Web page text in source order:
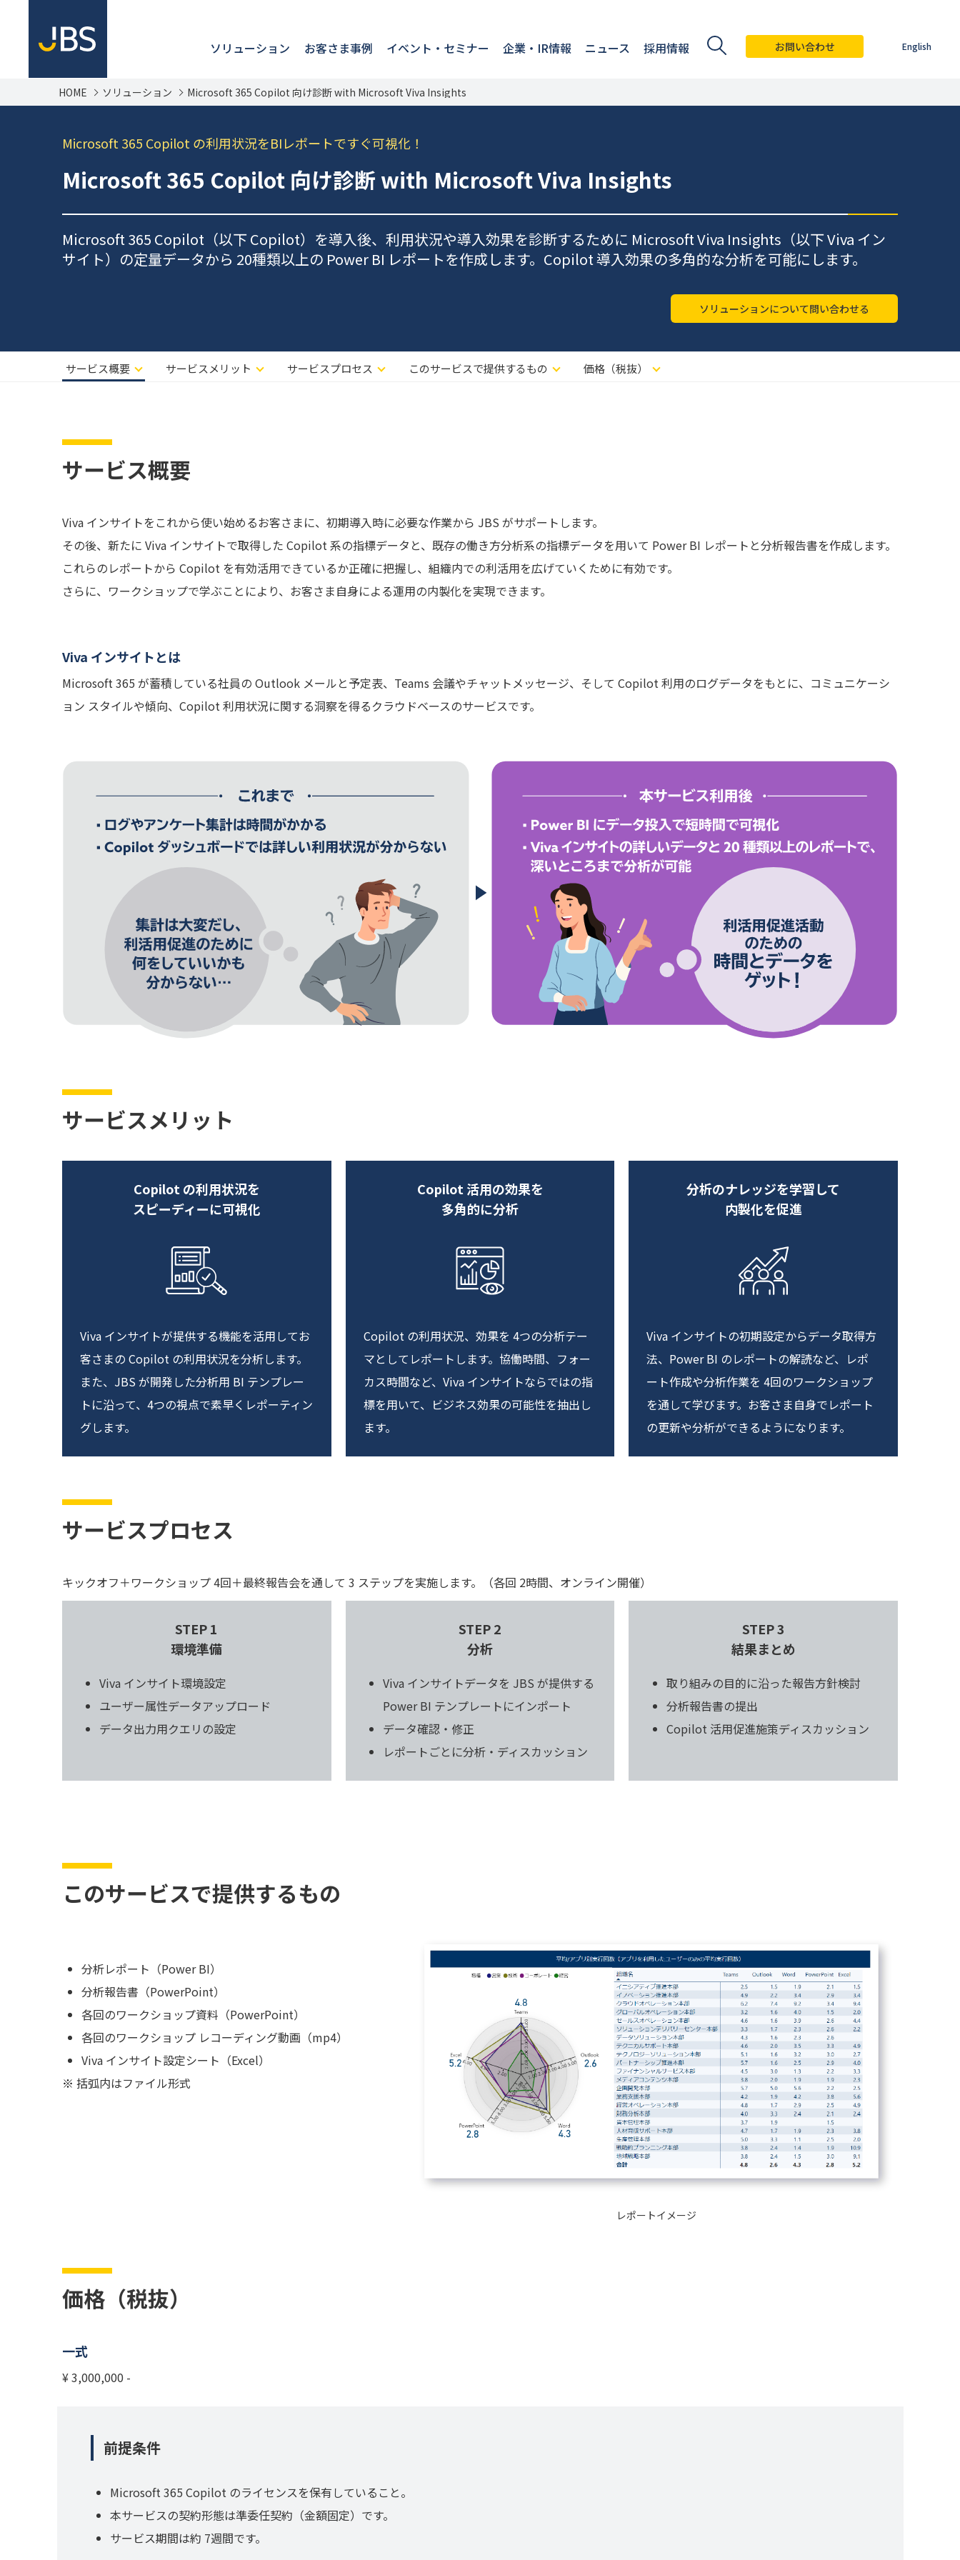
ソリューション お客さま事例 イベント・セミナー 企業・IR情報 ニュース 採用情報 お問い合わせ English
HOME ソリューション Microsoft 365 Copilot 向け診断 with Microsoft Viva Insights
Microsoft 365 Copilot の利用状況をBIレポートですぐ可視化！
Microsoft 365 Copilot 向け診断 with Microsoft Viva Insights
Microsoft 365 Copilot（以下 Copilot）を導入後、利用状況や導入効果を診断するために Microsoft Viva Insights（以下 Viva イン
サイト）の定量データから 20種類以上の Power BI レポートを作成します。Copilot 導入効果の多角的な分析を可能にします。
ソリューションについて問い合わせる
サービス概要 サービスメリット サービスプロセス このサービスで提供するもの 価格（税抜）
サービス概要
Viva インサイトをこれから使い始めるお客さまに、初期導入時に必要な作業から JBS がサポートします。
その後、新たに Viva インサイトで取得した Copilot 系の指標データと、既存の働き方分析系の指標データを用いて Power BI レポートと分析報告書を作成します。
これらのレポートから Copilot を有効活用できているか正確に把握し、組織内での利活用を広げていくために有効です。
さらに、ワークショップで学ぶことにより、お客さま自身による運用の内製化を実現できます。
Viva インサイトとは
Microsoft 365 が蓄積している社員の Outlook メールと予定表、Teams 会議やチャットメッセージ、そして Copilot 利用のログデータをもとに、コミュニケーシ
ョン スタイルや傾向、Copilot 利用状況に関する洞察を得るクラウドベースのサービスです。
サービスメリット
Copilot の利用状況を
スピーディーに可視化
Viva インサイトが提供する機能を活用してお
客さまの Copilot の利用状況を分析します。
また、JBS が開発した分析用 BI テンプレー
トに沿って、4つの視点で素早くレポーティン
グします。
Copilot 活用の効果を
多角的に分析
Copilot の利用状況、効果を 4つの分析テー
マとしてレポートします。協働時間、フォー
カス時間など、Viva インサイトならではの指
標を用いて、ビジネス効果の可能性を抽出し
ます。
分析のナレッジを学習して
内製化を促進
Viva インサイトの初期設定からデータ取得方
法、Power BI のレポートの解読など、レポ
ート作成や分析作業を 4回のワークショップ
を通して学びます。お客さま自身でレポート
の更新や分析ができるようになります。
サービスプロセス
キックオフ＋ワークショップ 4回＋最終報告会を通して 3 ステップを実施します。（各回 2時間、オンライン開催）
STEP 1
環境準備
Viva インサイト環境設定
ユーザー属性データアップロード
データ出力用クエリの設定
STEP 2
分析
Viva インサイトデータを JBS が提供する
Power BI テンプレートにインポート
データ確認・修正
レポートごとに分析・ディスカッション
STEP 3
結果まとめ
取り組みの目的に沿った報告方針検討
分析報告書の提出
Copilot 活用促進施策ディスカッション
このサービスで提供するもの
分析レポート（Power BI）
分析報告書（PowerPoint）
各回のワークショップ資料（PowerPoint）
各回のワークショップ レコーディング動画（mp4）
Viva インサイト設定シート（Excel）
括弧内はファイル形式
レポートイメージ
価格（税抜）
一式
¥ 3,000,000 -
前提条件
Microsoft 365 Copilot のライセンスを保有していること。
本サービスの契約形態は準委任契約（金額固定）です。
サービス期間は約 7週間です。